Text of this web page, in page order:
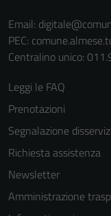
Email:
PEC:
Centralino unico:
Leggi le FAQ
Prenotazioni
Segnalazione
Richiesta assistenza
Newsletter
Amministrazione